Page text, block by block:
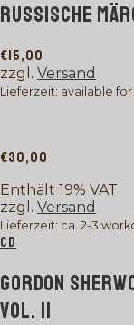
RUSSISCHE
€15,00
zzgl. Versand
Lieferzeit: available
€30,00
Enthält 19% VAT
zzgl. Versand
Lieferzeit: ca. 2-3
CD
GORDON
VOL. II